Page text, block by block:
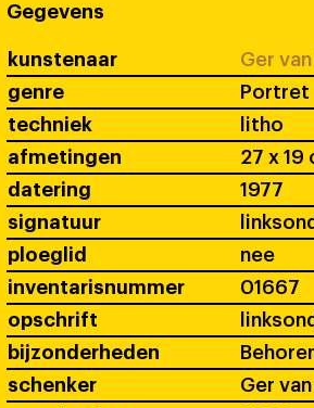
Gegevens
kunstenaar
Ger
genre
Portret
techniek
litho
afmetingen
27 x 19
datering
1977
signatuur
ploeglid
nee
inventarisnummer
01667
opschrift
bijzonderheden
schenker
Ger